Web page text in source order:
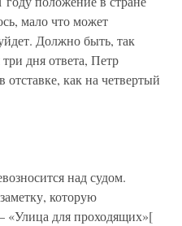
мало что может
Должно быть, так
дня ответа, Петр
отставке, как на четвертый
над судом.
которую
«Улица для проходящих»[